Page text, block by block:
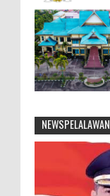
NEWSPELALAWAN